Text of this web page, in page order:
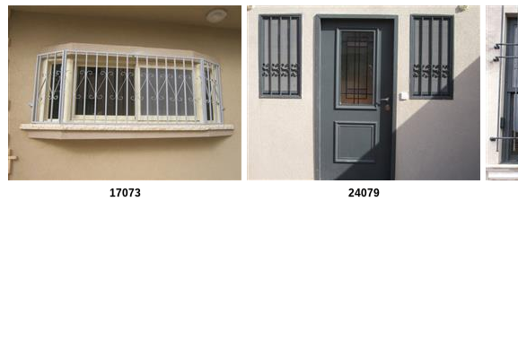
17073 24079